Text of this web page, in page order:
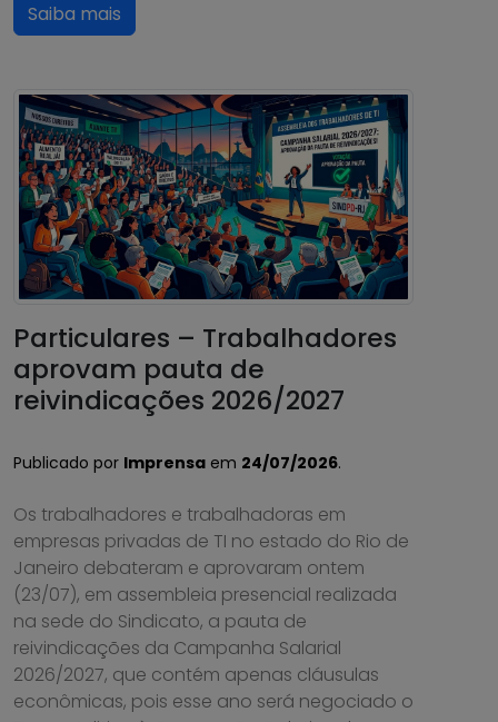
Saiba mais
Particulares – Trabalhadores
aprovam pauta de
reivindicações 2026/2027
Publicado por Imprensa em 24/07/2026.
Os trabalhadores e trabalhadoras em
empresas privadas de TI no estado do Rio de
Janeiro debateram e aprovaram ontem
(23/07), em assembleia presencial realizada
na sede do Sindicato, a pauta de
reivindicações da Campanha Salarial
2026/2027, que contém apenas cláusulas
econômicas, pois esse ano será negociado o